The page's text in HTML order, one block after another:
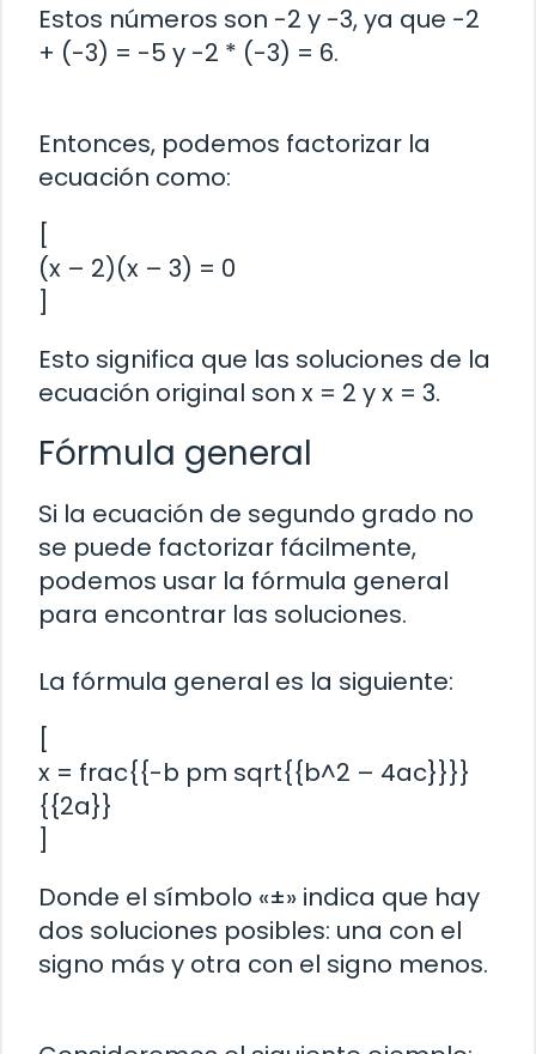
Estos números son -2 y -3, ya que -2
+ (-3) = -5 y -2 * (-3) = 6.
Entonces, podemos factorizar la
ecuación como:
[
(x – 2)(x – 3) = 0
]
Esto significa que las soluciones de la
ecuación original son x = 2 y x = 3.
Fórmula general
Si la ecuación de segundo grado no
se puede factorizar fácilmente,
podemos usar la fórmula general
para encontrar las soluciones.
La fórmula general es la siguiente:
[
x = frac{{-b pm sqrt{{b^2 – 4ac}}}}
{{2a}}
]
Donde el símbolo «±» indica que hay
dos soluciones posibles: una con el
signo más y otra con el signo menos.